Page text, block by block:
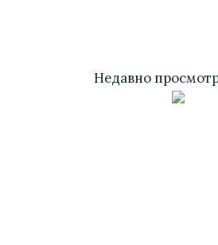
Недавно